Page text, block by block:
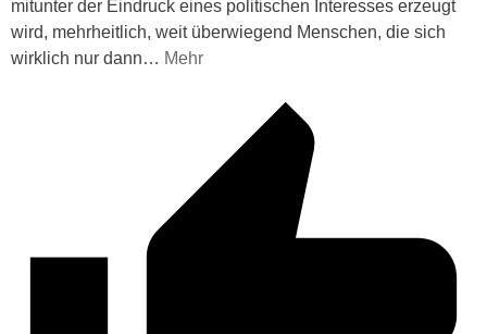
mitunter der Eindruck eines politischen Interesses erzeugt
wird, mehrheitlich, weit überwiegend Menschen, die sich
wirklich nur dann… Mehr